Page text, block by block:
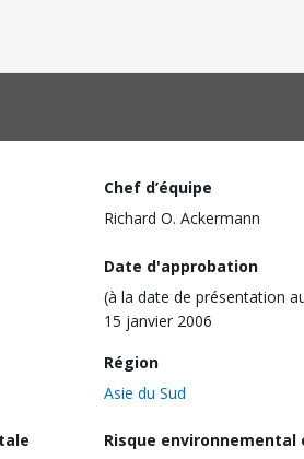
Chef d’équipe
Richard O. Ackermann
Date d'approbation
(à la date de présentation
15 janvier 2006
Région
Asie du Sud
Risque environnemental